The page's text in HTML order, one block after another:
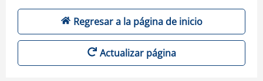
Regresar a la página de inicio
Actualizar página